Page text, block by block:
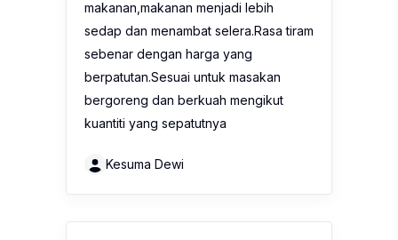
makanan,makanan menjadi lebih
sedap dan menambat selera.Rasa tiram
sebenar dengan harga yang
berpatutan.Sesuai untuk masakan
bergoreng dan berkuah mengikut
kuantiti yang sepatutnya
Kesuma Dewi